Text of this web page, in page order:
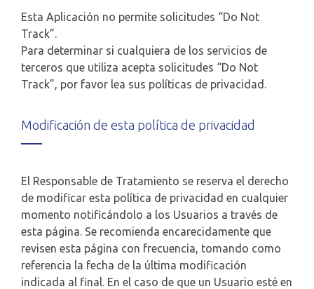
Esta Aplicación no permite solicitudes “Do Not
Track”.
Para determinar si cualquiera de los servicios de
terceros que utiliza acepta solicitudes “Do Not
Track”, por favor lea sus políticas de privacidad.
Modificación de esta política de privacidad
El Responsable de Tratamiento se reserva el derecho
de modificar esta política de privacidad en cualquier
momento notificándolo a los Usuarios a través de
esta página. Se recomienda encarecidamente que
revisen esta página con frecuencia, tomando como
referencia la fecha de la última modificación
indicada al final. En el caso de que un Usuario esté en